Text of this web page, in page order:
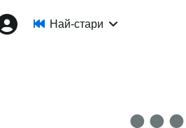
Най-стари